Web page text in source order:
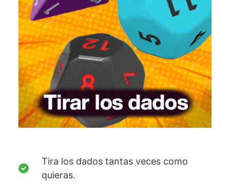
Tira los dados tantas veces como
quieras.